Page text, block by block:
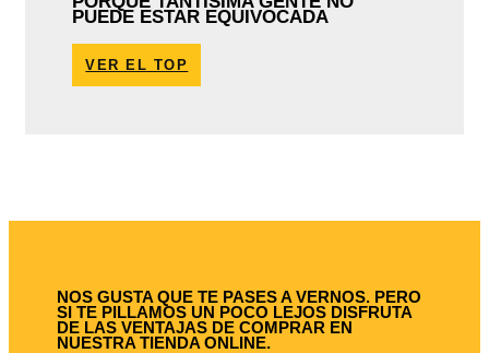
PUEDE ESTAR EQUIVOCADA
VER EL TOP
NOS GUSTA QUE TE PASES A VERNOS. PERO
SI TE PILLAMOS UN POCO LEJOS DISFRUTA
DE LAS VENTAJAS DE COMPRAR EN
NUESTRA TIENDA ONLINE.